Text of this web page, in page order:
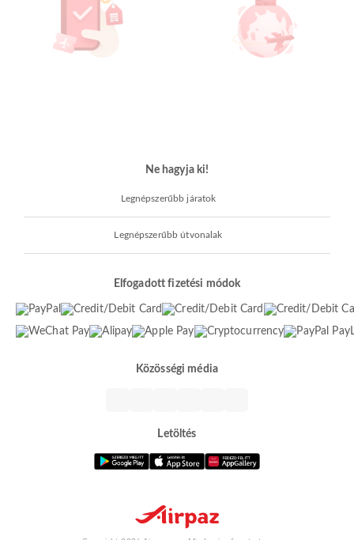
Ne hagyja ki!
Legnépszerűbb járatok
Legnépszerűbb útvonalak
Elfogadott fizetési módok
Közösségi média
Letöltés